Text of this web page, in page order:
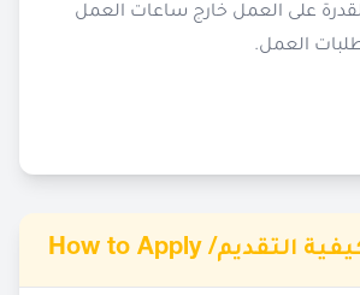
على العمل خارج ساعات العمل
العمل.
How to Apply /التقديم